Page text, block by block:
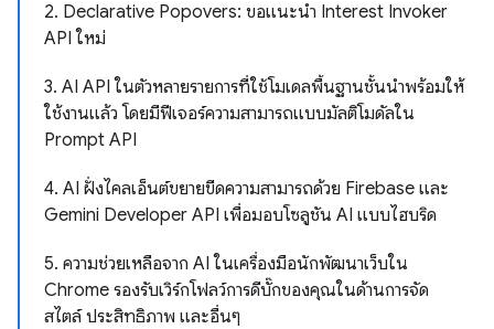
2. Declarative Popovers: ขอแนะนำ Interest Invoker
API ใหม่
3. AI API ในตัวหลายรายการที่ใช้โมเดลพื้นฐานชั้นนำพร้อมให้
ใช้งานแล้ว โดยมีฟีเจอร์ความสามารถแบบมัลติโมดัลใน
Prompt API
4. AI ฝั่งไคลเอ็นต์ขยายขีดความสามารถด้วย Firebase และ
Gemini Developer API เพื่อมอบโซลูชัน AI แบบไฮบริด
5. ความช่วยเหลือจาก AI ในเครื่องมือนักพัฒนาเว็บใน
Chrome รองรับเวิร์กโฟลว์การดีบั๊กของคุณในด้านการจัด
สไตล์ ประสิทธิภาพ และอื่นๆ